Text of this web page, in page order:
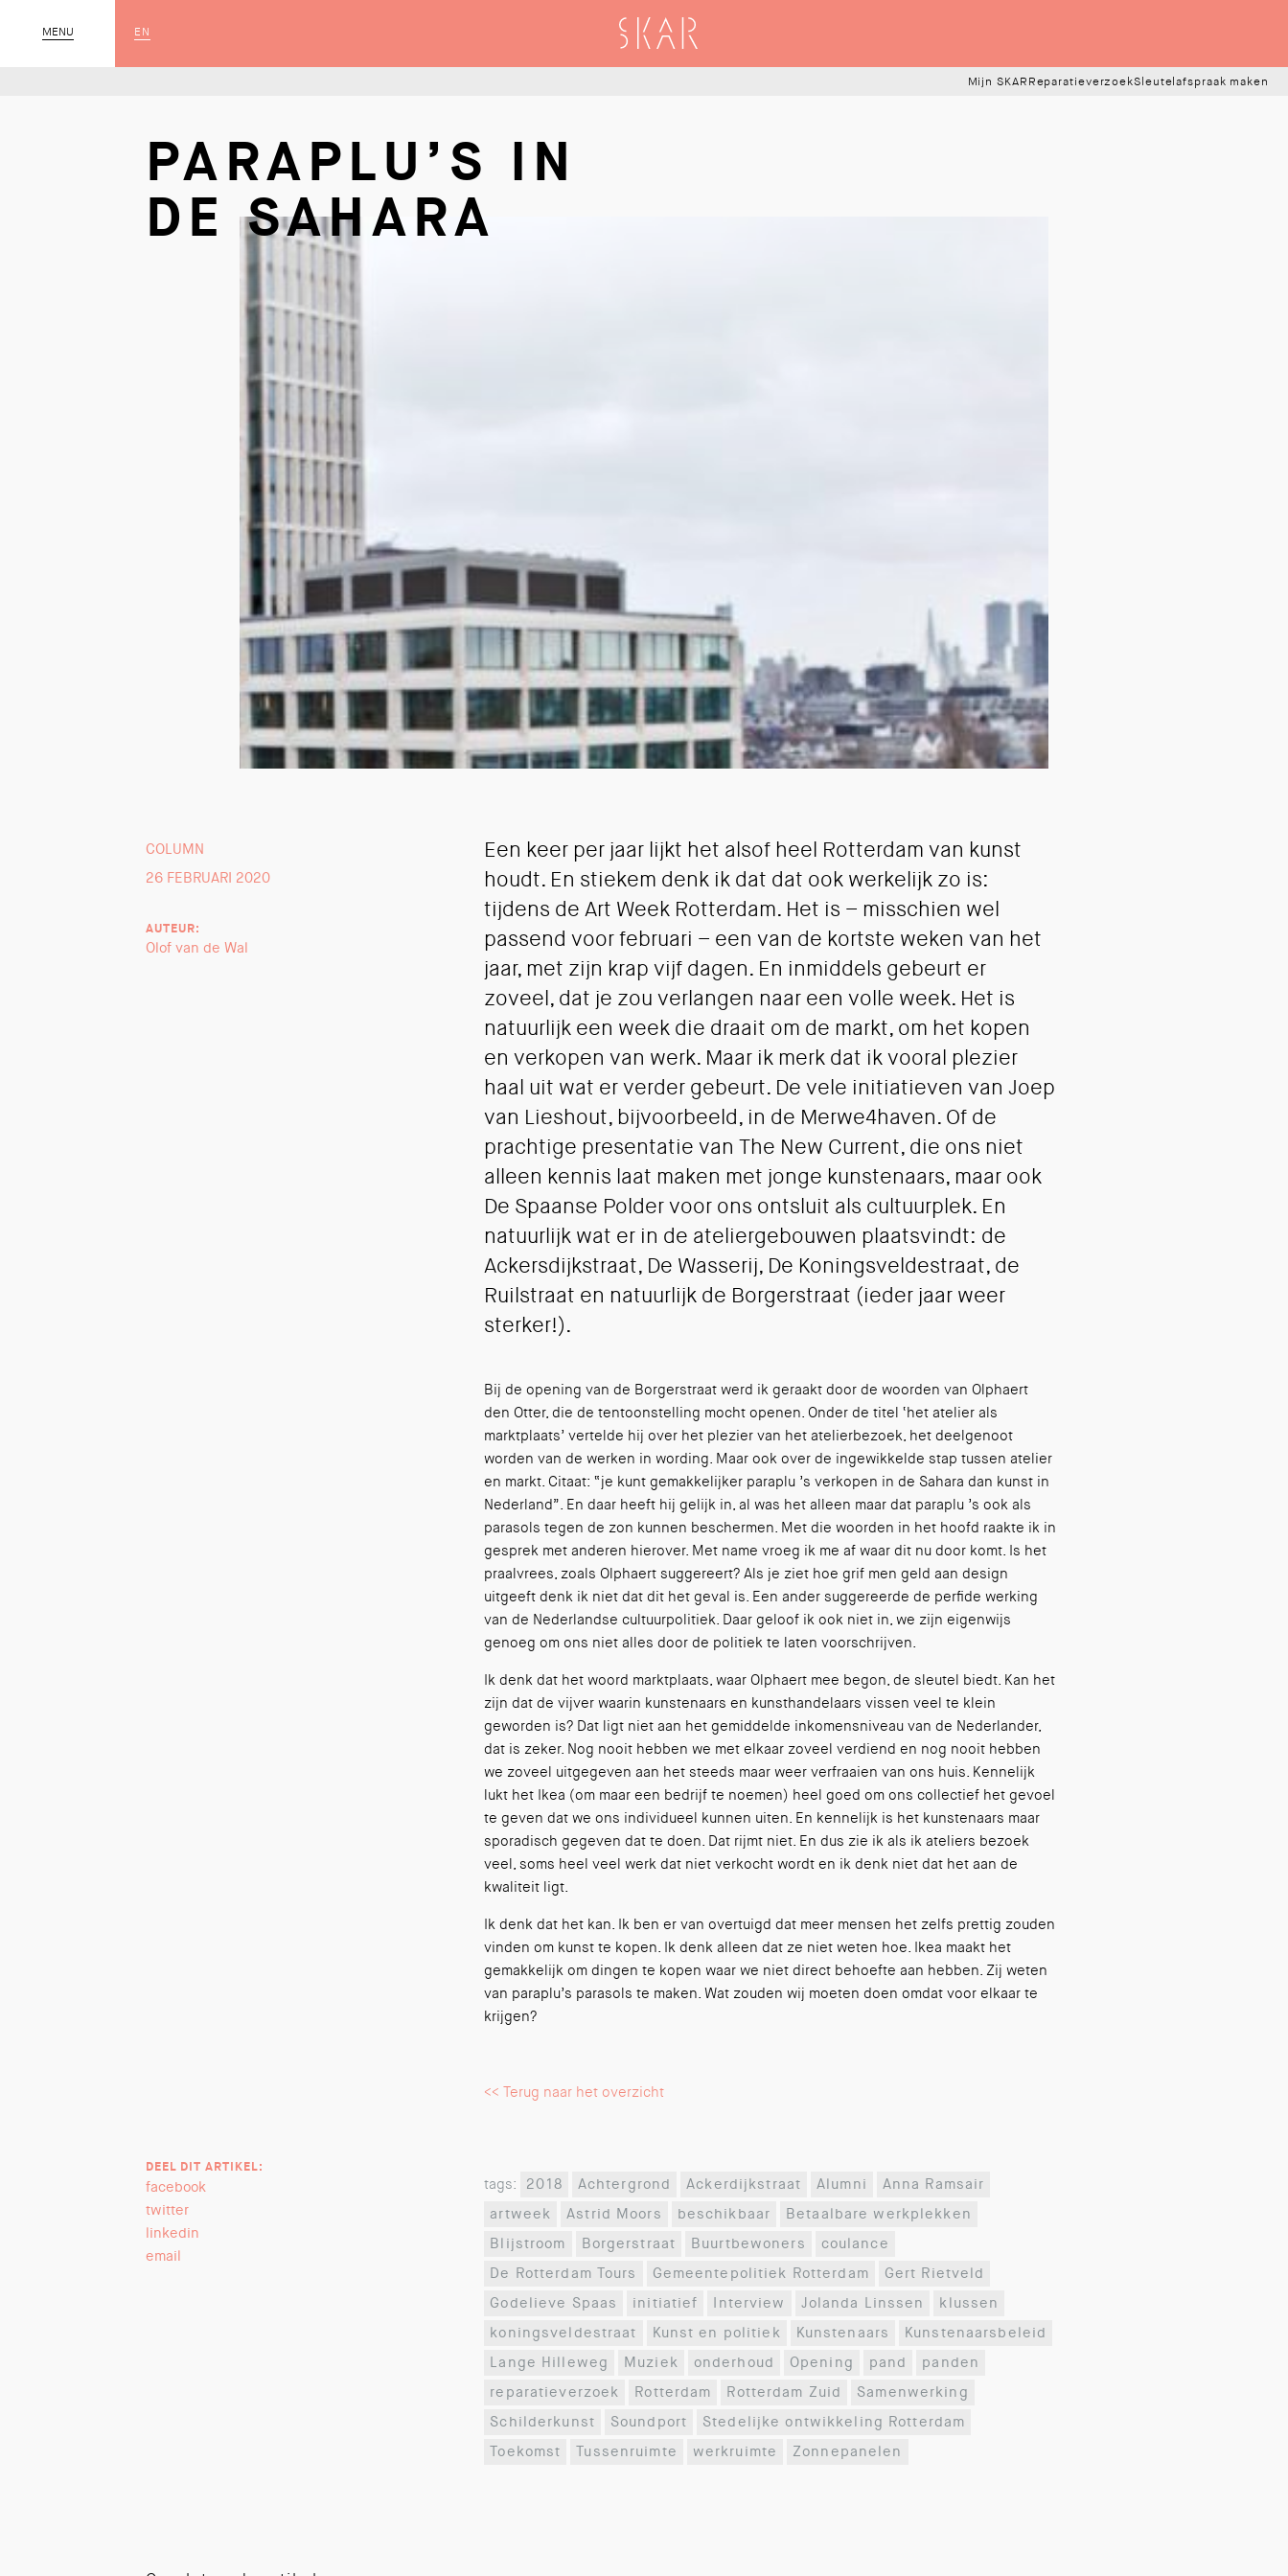
MENU
SLUIT EN SKAR
Mijn SKAR ReparatieverzoekSleutelafspraak maken
PARAPLU’S IN
DE SAHARA
COLUMN
26 FEBRUARI 2020
AUTEUR:
Olof van de Wal
Een keer per jaar lijkt het alsof heel Rotterdam van kunst
houdt. En stiekem denk ik dat dat ook werkelijk zo is:
tijdens de Art Week Rotterdam. Het is – misschien wel
passend voor februari – een van de kortste weken van het
jaar, met zijn krap vijf dagen. En inmiddels gebeurt er
zoveel, dat je zou verlangen naar een volle week. Het is
natuurlijk een week die draait om de markt, om het kopen
en verkopen van werk. Maar ik merk dat ik vooral plezier
haal uit wat er verder gebeurt. De vele initiatieven van Joep
van Lieshout, bijvoorbeeld, in de Merwe4haven. Of de
prachtige presentatie van The New Current, die ons niet
alleen kennis laat maken met jonge kunstenaars, maar ook
De Spaanse Polder voor ons ontsluit als cultuurplek. En
natuurlijk wat er in de ateliergebouwen plaatsvindt: de
Ackersdijkstraat, De Wasserij, De Koningsveldestraat, de
Ruilstraat en natuurlijk de Borgerstraat (ieder jaar weer
sterker!).
Bij de opening van de Borgerstraat werd ik geraakt door de woorden van Olphaert
den Otter, die de tentoonstelling mocht openen. Onder de titel ‘het atelier als
marktplaats’ vertelde hij over het plezier van het atelierbezoek, het deelgenoot
worden van de werken in wording. Maar ook over de ingewikkelde stap tussen atelier
en markt. Citaat: “je kunt gemakkelijker paraplu ’s verkopen in de Sahara dan kunst in
Nederland”. En daar heeft hij gelijk in, al was het alleen maar dat paraplu ’s ook als
parasols tegen de zon kunnen beschermen. Met die woorden in het hoofd raakte ik in
gesprek met anderen hierover. Met name vroeg ik me af waar dit nu door komt. Is het
praalvrees, zoals Olphaert suggereert? Als je ziet hoe grif men geld aan design
uitgeeft denk ik niet dat dit het geval is. Een ander suggereerde de perfide werking
van de Nederlandse cultuurpolitiek. Daar geloof ik ook niet in, we zijn eigenwijs
genoeg om ons niet alles door de politiek te laten voorschrijven.
Ik denk dat het woord marktplaats, waar Olphaert mee begon, de sleutel biedt. Kan het
zijn dat de vijver waarin kunstenaars en kunsthandelaars vissen veel te klein
geworden is? Dat ligt niet aan het gemiddelde inkomensniveau van de Nederlander,
dat is zeker. Nog nooit hebben we met elkaar zoveel verdiend en nog nooit hebben
we zoveel uitgegeven aan het steeds maar weer verfraaien van ons huis. Kennelijk
lukt het Ikea (om maar een bedrijf te noemen) heel goed om ons collectief het gevoel
te geven dat we ons individueel kunnen uiten. En kennelijk is het kunstenaars maar
sporadisch gegeven dat te doen. Dat rijmt niet. En dus zie ik als ik ateliers bezoek
veel, soms heel veel werk dat niet verkocht wordt en ik denk niet dat het aan de
kwaliteit ligt.
Ik denk dat het kan. Ik ben er van overtuigd dat meer mensen het zelfs prettig zouden
vinden om kunst te kopen. Ik denk alleen dat ze niet weten hoe. Ikea maakt het
gemakkelijk om dingen te kopen waar we niet direct behoefte aan hebben. Zij weten
van paraplu’s parasols te maken. Wat zouden wij moeten doen omdat voor elkaar te
krijgen?
<< Terug naar het overzicht
DEEL DIT ARTIKEL:
facebook
twitter
linkedin
email
tags: 2018 Achtergrond Ackerdijkstraat Alumni
Anna Ramsair
artweek
Astrid Moors beschikbaar
Betaalbare werkplekken
Blijstroom
Borgerstraat Buurtbewoners
coulance
De Rotterdam Tours
Gemeentepolitiek Rotterdam
Gert Rietveld
Godelieve Spaas
initiatief Interview Jolanda Linssen
klussen
koningsveldestraat
Kunst en politiek Kunstenaars
Kunstenaarsbeleid
Lange Hilleweg
Muziek onderhoud Opening pand
panden
reparatieverzoek
Rotterdam Rotterdam Zuid
Samenwerking
Schilderkunst
Soundport
Stedelijke ontwikkeling Rotterdam
Toekomst
Tussenruimte werkruimte Zonnepanelen